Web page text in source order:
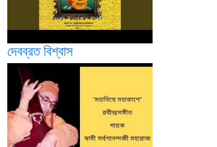
দেবব্রত বিশ্বাস